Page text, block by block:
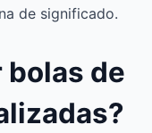
de significado.
bolas de